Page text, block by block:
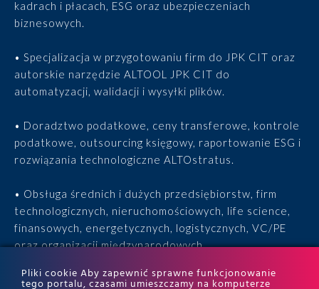
kadrach i płacach, ESG oraz ubezpieczeniach
biznesowych.
• Specjalizacja w przygotowaniu firm do JPK CIT oraz
autorskie narzędzie ALTOOL JPK CIT do
automatyzacji, walidacji i wysyłki plików.
• Doradztwo podatkowe, ceny transferowe, kontrole
podatkowe, outsourcing księgowy, raportowanie ESG i
rozwiązania technologiczne ALTOstratus.
• Obsługa średnich i dużych przedsiębiorstw, firm
technologicznych, nieruchomościowych, life science,
finansowych, energetycznych, logistycznych, VC/PE
oraz organizacji międzynarodowych.
• 15 lat doświadczenia, 170 ekspertów, tysiące
Pliki cookie Aby zapewnić sprawne funkcjonowanie
tego portalu, czasami umieszczamy na komputerze